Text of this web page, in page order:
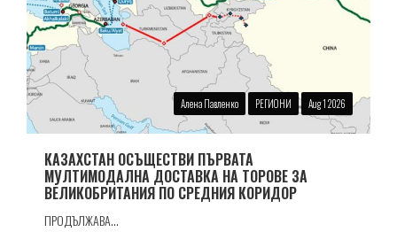
Алена Павленко РЕГИОНИ Aug 1 2026
КАЗАХСТАН ОСЪЩЕСТВИ ПЪРВАТА
МУЛТИМОДАЛНА ДОСТАВКА НА ТОРОВЕ ЗА
ВЕЛИКОБРИТАНИЯ ПО СРЕДНИЯ КОРИДОР
ПРОДЪЛЖАВА...